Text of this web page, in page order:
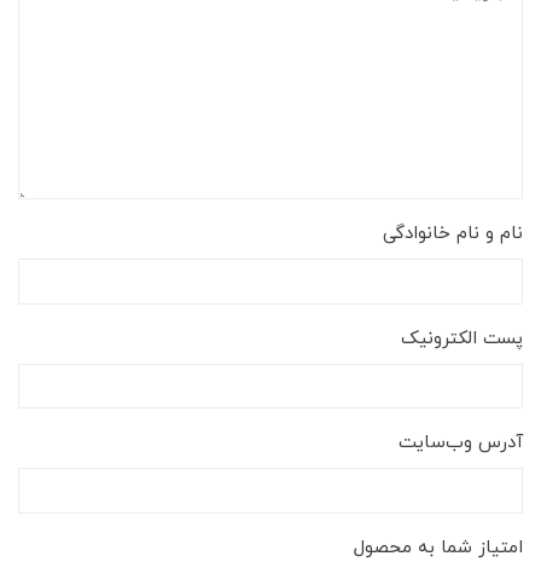
نام و نام خانوادگی
پست الکترونیک
آدرس وب‌سایت
امتیاز شما به محصول